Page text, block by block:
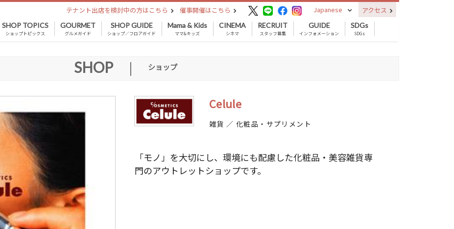
テナント出店を検討中の方はこちら 催事開催はこちら Japanese アクセス
SHOP TOPICS
ショップトピックス
GOURMET
グルメガイド
SHOP GUIDE
ショップ／フロアガイド
Mama & Kids
ママ&キッズ
CINEMA
シネマ
RECRUIT
スタッフ募集
GUIDE
インフォメーション
SDGs
SDGs
SHOP | ショップ
Celule
雑貨 ／ 化粧品・サプリメント
「モノ」を大切にし、環境にも配慮した化粧品・美容雑貨専
門のアウトレットショップです。